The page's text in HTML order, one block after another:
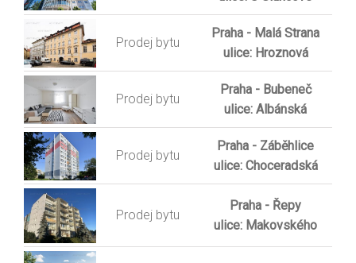
Prodej bytu
Praha - Malá Strana
ulice: Hroznová
Prodej bytu
Praha - Bubeneč
ulice: Albánská
Prodej bytu
Praha - Záběhlice
ulice: Choceradská
Prodej bytu
Praha - Řepy
ulice: Makovského